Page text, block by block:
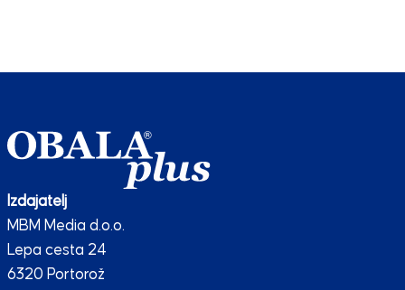
Izdajatelj
MBM Media d.o.o.
Lepa cesta 24
6320 Portorož